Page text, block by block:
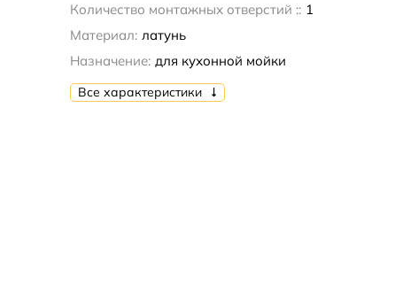
Количество монтажных отверстий :: 1
Материал: латунь
Назначение: для кухонной мойки
Все характеристики